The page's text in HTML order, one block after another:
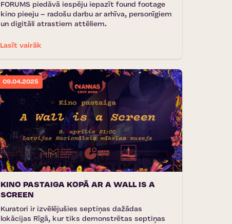
FORUMS piedāvā iespēju iepazīt found footage
kino pieeju – radošu darbu ar arhīva, personīgiem
un digitāli atrastiem attēliem.
Lasīt vairāk
09.04.2025
KINO PASTAIGA KOPĀ AR A WALL IS A
SCREEN
Kuratori ir izvēlējušies septiņas dažādas
lokācijas Rīgā, kur tiks demonstrētas septiņas